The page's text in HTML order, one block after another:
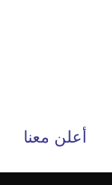
أعلن معنا